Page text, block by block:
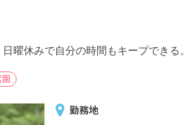
曜休みで自分の時間もキープできる。
勤務地